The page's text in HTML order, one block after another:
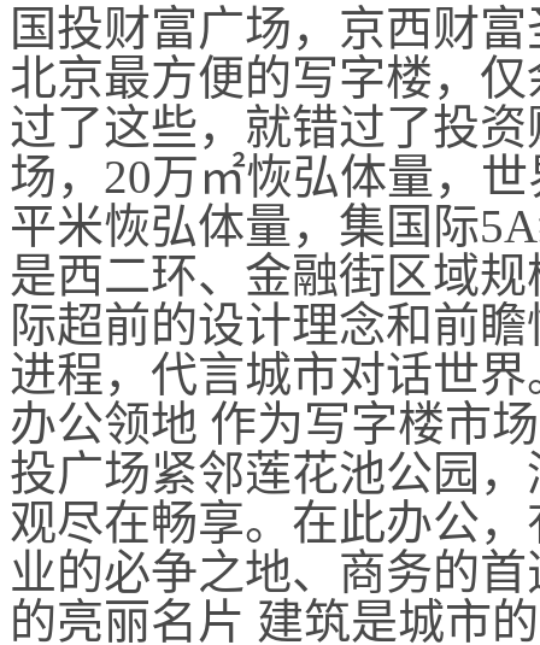
国投财富广场，京西财
北京最方便的写字楼，
过了这些，就错过了投
场，20万㎡恢弘体量，
平米恢弘体量，集国际
是西二环、金融街区域
际超前的设计理念和前
进程，代言城市对话世
办公领地 作为写字楼市
投广场紧邻莲花池公园
观尽在畅享。在此办公
业的必争之地、商务的
的亮丽名片 建筑是城市